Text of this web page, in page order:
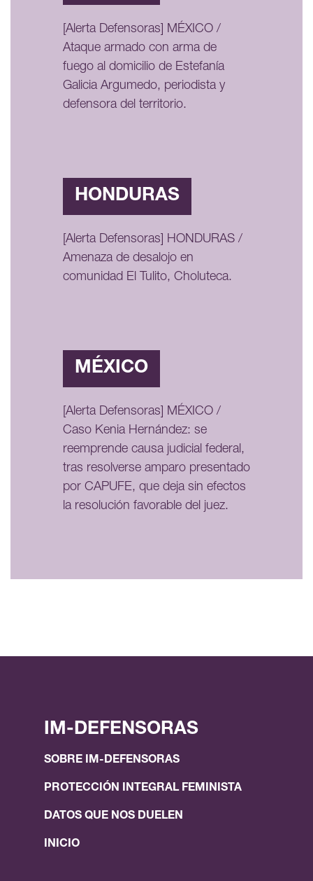
[Alerta Defensoras] MÉXICO /
Ataque armado con arma de
fuego al domicilio de Estefanía
Galicia Argumedo, periodista y
defensora del territorio.
HONDURAS
[Alerta Defensoras] HONDURAS /
Amenaza de desalojo en
comunidad El Tulito, Choluteca.
MÉXICO
[Alerta Defensoras] MÉXICO /
Caso Kenia Hernández: se
reemprende causa judicial federal,
tras resolverse amparo presentado
por CAPUFE, que deja sin efectos
la resolución favorable del juez.
IM-DEFENSORAS
SOBRE IM-DEFENSORAS
PROTECCIÓN INTEGRAL FEMINISTA
DATOS QUE NOS DUELEN
INICIO